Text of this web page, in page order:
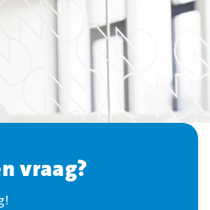
vraag?